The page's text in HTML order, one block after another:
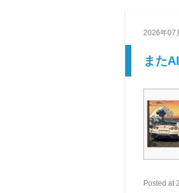
2026年07
また
Posted at